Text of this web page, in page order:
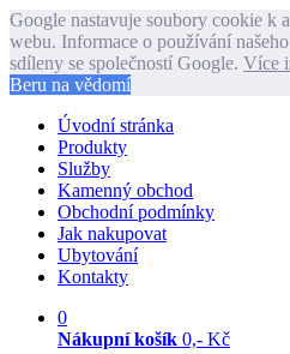
Google nastavuje soubory cookie k
webu. Informace o používání
sdíleny se společností Google. Více
Beru na vědomí
Úvodní stránka
Produkty
Služby
Kamenný obchod
Obchodní podmínky
Jak nakupovat
Ubytování
Kontakty
0
Nákupní košík 0,- Kč